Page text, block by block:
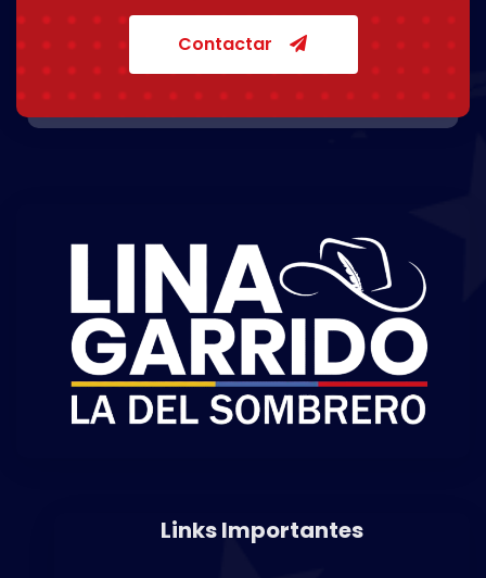
Contactar
Links Importantes